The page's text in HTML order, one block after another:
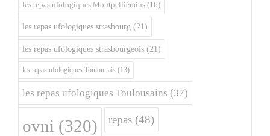
les repas ufologiques Montpelliérains (16)
les repas ufologiques strasbourg (21)
les repas ufologiques strasbourgeois (21)
les repas ufologiques Toulonnais (13)
les repas ufologiques Toulousains (37)
ovni (320) repas (48)